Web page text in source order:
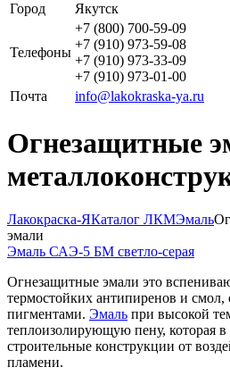
Город Якутск
Телефоны
+7 (800) 700-59-09
+7 (910) 973-59-08
+7 (910) 973-33-09
+7 (910) 973-01-00
Почта
info@lakokraska-ya.ru
Огнезащитные
Лакокраска-ЯКаталог ЛКМЭмаль
эмали
Эмаль САЭ-5 БМ светло-серая
Огнезащитные эмали это
термостойких антипиренов и смол,
пигментами. Эмаль при высокой
теплоизолирующую пену, которая
строительные конструкции от
пламени.